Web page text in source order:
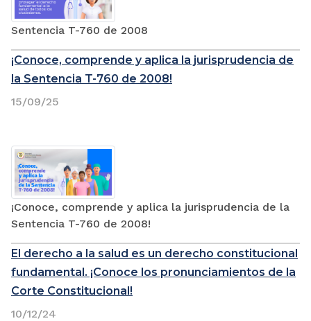
Sentencia T-760 de 2008
¡Conoce, comprende y aplica la jurisprudencia de
la Sentencia T-760 de 2008!
¡Conoce, comprende y aplica la jurisprudencia de la
Sentencia T-760 de 2008!
15/09/25
El derecho a la salud es un derecho constitucional
fundamental. ¡Conoce los pronunciamientos de la
Corte Constitucional!
10/12/24